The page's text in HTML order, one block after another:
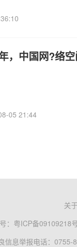
，中国网?络
05 21:44
关
： 粤ICP备09109218
信息举报电话：0755-